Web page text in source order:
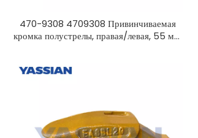
470-9308 4709308 Привинчиваемая
кромка полустрелы, правая/левая, 55 мм,
полустрелы с приварным/болтовым